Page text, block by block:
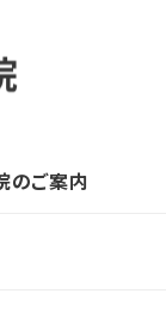
のご案内